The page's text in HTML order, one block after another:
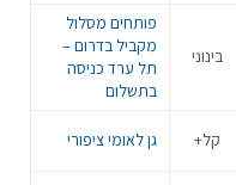
בינוני
פותחים מסלול
מקביל בדרום –
תל ערד כניסה
בתשלום
קל+ גן לאומי ציפורי